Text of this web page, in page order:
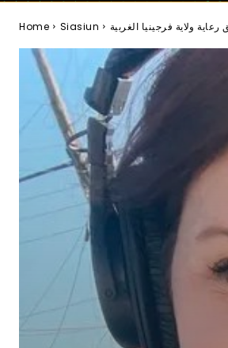
Home Siasiun ولاية فرجينيا الغربية